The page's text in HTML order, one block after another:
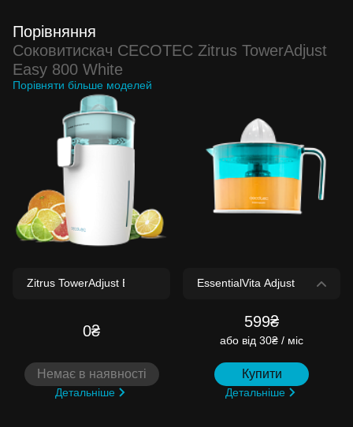
Порівняння
Соковитискач CECOTEC Zitrus TowerAdjust
Easy 800 White
Порівняти більше моделей
0₴
Немає в наявності
Детальніше
599₴
або від 30₴ / міс
Купити
Детальніше